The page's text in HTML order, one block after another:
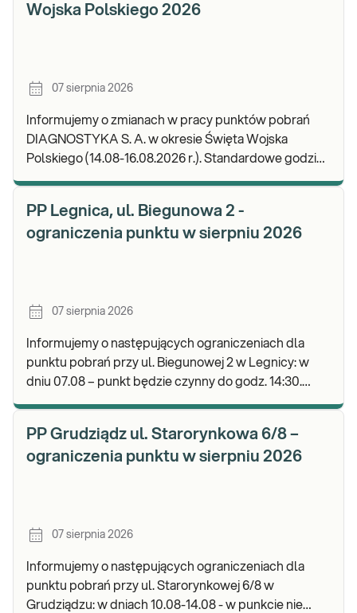
Wojska Polskiego 2026
07 sierpnia 2026
Informujemy o zmianach w pracy punktów pobrań
DIAGNOSTYKA S. A. w okresie Święta Wojska
Polskiego (14.08-16.08.2026 r.). Standardowe godziny
PP Legnica, ul. Biegunowa 2 -
ograniczenia punktu w sierpniu 2026
07 sierpnia 2026
Informujemy o następujących ograniczeniach dla
punktu pobrań przy ul. Biegunowej 2 w Legnicy: w
dniu 07.08 – punkt będzie czynny do godz. 14:30.
PP Grudziądz ul. Starorynkowa 6/8 –
ograniczenia punktu w sierpniu 2026
07 sierpnia 2026
Informujemy o następujących ograniczeniach dla
punktu pobrań przy ul. Starorynkowej 6/8 w
Grudziądzu: w dniach 10.08-14.08 - w punkcie nie